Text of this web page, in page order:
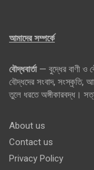
আমাদের সম্পর্কে
বৌদ্ধবার্তা— বুদ্ধের বাণী ও
বৌদ্ধদের সংবাদ, সংস্কৃতি,
তুলে ধরতে অঙ্গীকারবদ্ধ।
About us
Contact us
Privacy Policy